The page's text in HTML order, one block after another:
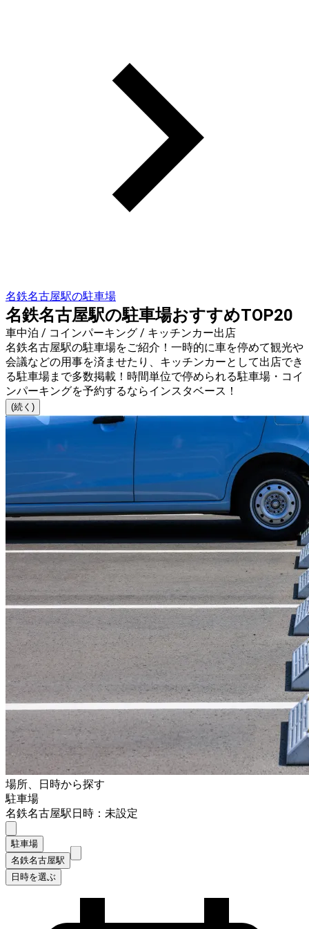
名鉄名古屋駅の駐車場
名鉄名古屋駅の駐車場おすすめTOP20
車中泊 / コインパーキング / キッチンカー出店
名鉄名古屋駅の駐車場をご紹介！一時的に車を停めて観光や
会議などの用事を済ませたり、キッチンカーとして出店でき
る駐車場まで多数掲載！時間単位で停められる駐車場・コイ
ンパーキングを予約するならインスタベース！
(続く)
場所、日時から探す
駐車場
名鉄名古屋駅日時：未設定
駐車場
名鉄名古屋駅
日時を選ぶ